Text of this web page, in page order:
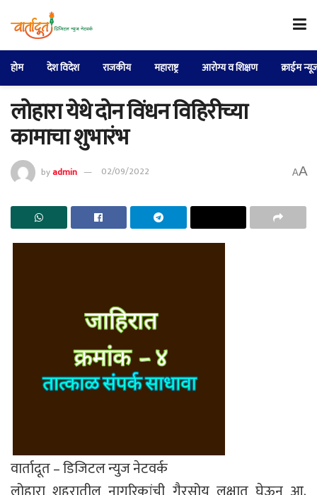
होम देश विदेश राजकीय महाराष्ट्र आरोग्य व शिक्षण क्राईम
लोहारा येथे दोन विंधन विहिरीच्या
कामाचा शुभारंभ
byadmin 02/09/2022 AA
वार्तादूत – डिजिटल न्युज नेटवर्क